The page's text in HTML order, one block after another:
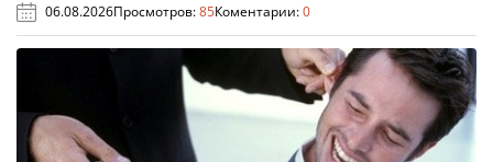
06.08.2026Просмотров:85Коментарии:0